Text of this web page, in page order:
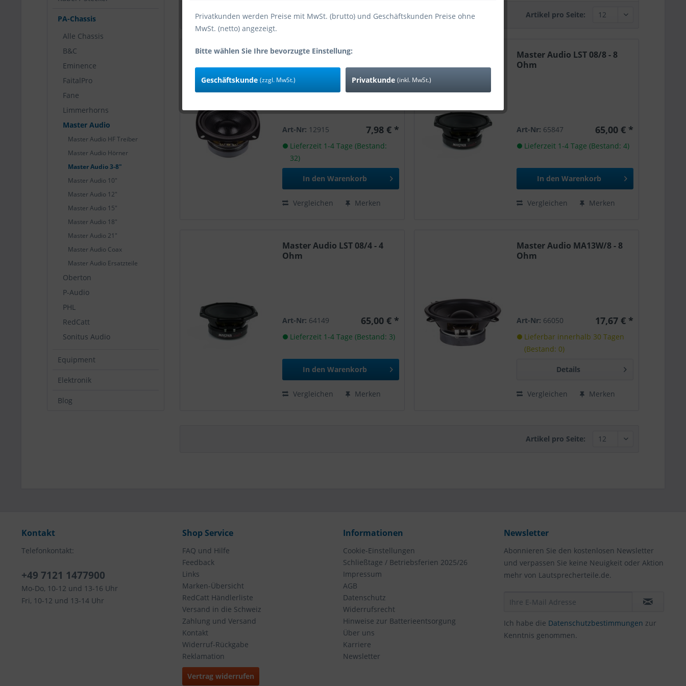
PA-Chassis
Alle Chassis
B&C
Eminence
FaitalPro
Fane
Limmerhorns
Master Audio
Master Audio HF Treiber
Master Audio Hörner
Master Audio 3-8"
Master Audio 10"
Master Audio 12"
Master Audio 15"
Master Audio 18"
Master Audio 21"
Master Audio Coax
Master Audio Ersatzteile
Oberton
P-Audio
PHL
RedCatt
Sonitus Audio
Equipment
Elektronik
Blog
Artikel pro Seite:
Master Audio CW400/8 - 4"
Woofer 30W 8 Ohm
Art-Nr: 12915 7,98 € *
Lieferzeit 1-4 Tage (Bestand:
32)
In den Warenkorb
Vergleichen Merken
Master Audio LST 08/8 - 8
Ohm
Art-Nr: 65847 65,00 € *
Lieferzeit 1-4 Tage (Bestand: 4)
In den Warenkorb
Vergleichen Merken
Master Audio LST 08/4 - 4
Ohm
Art-Nr: 64149 65,00 € *
Lieferzeit 1-4 Tage (Bestand: 3)
In den Warenkorb
Vergleichen Merken
Master Audio MA13W/8 - 8
Ohm
Art-Nr: 66050 17,67 € *
Lieferbar innerhalb 30 Tagen
(Bestand: 0)
Details
Vergleichen Merken
Artikel pro Seite:
Kontakt
Telefonkontakt:
+49 7121 1477900
Mo-Do, 10-12 und 13-16 Uhr
Fri, 10-12 und 13-14 Uhr
Shop Service
FAQ und Hilfe
Feedback
Links
Marken-Übersicht
RedCatt Händlerliste
Versand in die Schweiz
Zahlung und Versand
Kontakt
Widerruf-Rückgabe
Reklamation
Vertrag widerrufen
Informationen
Cookie-Einstellungen
Schließtage / Betriebsferien 2025/26
Impressum
AGB
Datenschutz
Widerrufsrecht
Hinweise zur Batterieentsorgung
Über uns
Karriere
Newsletter
Newsletter
Abonnieren Sie den kostenlosen Newsletter
und verpassen Sie keine Neuigkeit oder Aktion
mehr von Lautsprecherteile.de.
Ich habe die Datenschutzbestimmungen zur
Kenntnis genommen.
Privatkunden werden Preise mit MwSt. (brutto) und Geschäftskunden Preise ohne
MwSt. (netto) angezeigt.
Bitte wählen Sie Ihre bevorzugte Einstellung:
Geschäftskunde (zzgl. MwSt.) Privatkunde (inkl. MwSt.)